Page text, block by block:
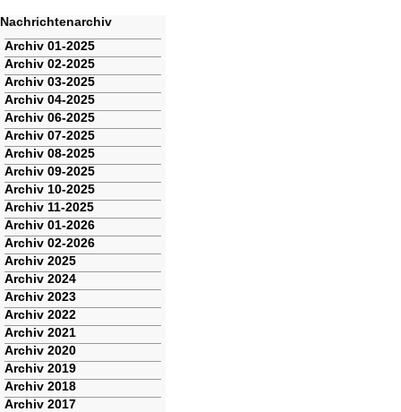
Nachrichtenarchiv
Navigation
überspringen
Archiv 01-2025
Archiv 02-2025
Archiv 03-2025
Archiv 04-2025
Archiv 06-2025
Archiv 07-2025
Archiv 08-2025
Archiv 09-2025
Archiv 10-2025
Archiv 11-2025
Archiv 01-2026
Archiv 02-2026
Archiv 2025
Archiv 2024
Archiv 2023
Archiv 2022
Archiv 2021
Archiv 2020
Archiv 2019
Archiv 2018
Archiv 2017